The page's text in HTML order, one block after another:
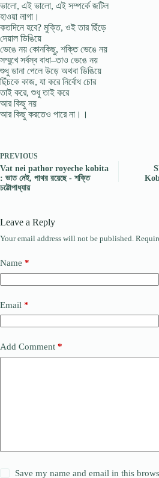
ভালো, এই ভালো, এই সম্পর্কে জটিল
হাওয়া লাগা।
কতদিনে হবে? মুক্তি, ওই তার ছিঁড়ে
দেয়াল ডিঙিয়ে
ভেঙে নয় কোনকিছু, শক্তি ভেঙে নয়
সম্মুখে সর্বস্ব বাধা–তাও ভেঙে নয়
শুধু ডানা পেলে উড়ে অথবা ডিঙিয়ে
ছিঁচকে কাজ, যা করে নির্বোধ চোর
তাই করে, শুধু তাই করে
আর কিছু নয়
আর কিছু করতেও পারে না।।
PREVIOUS
Vat nei pathor royeche kobita
: ভাত নেই, পাথর রয়েছে - শক্তি
চট্টোপাধ্যায়
Leave a Reply
Your email address will not be published.
Name *
Email *
Add Comment *
Save my name and email in this